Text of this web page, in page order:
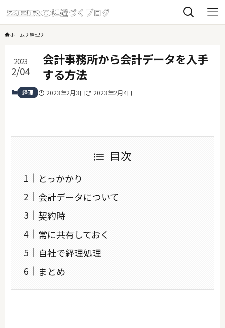
ホーム 経理
会計事務所から会計データを入手
する方法
2023
2/04
経理 2023年2月3日 2023年2月4日
目次
とっかかり
会計データについて
契約時
常に共有しておく
自社で経理処理
まとめ